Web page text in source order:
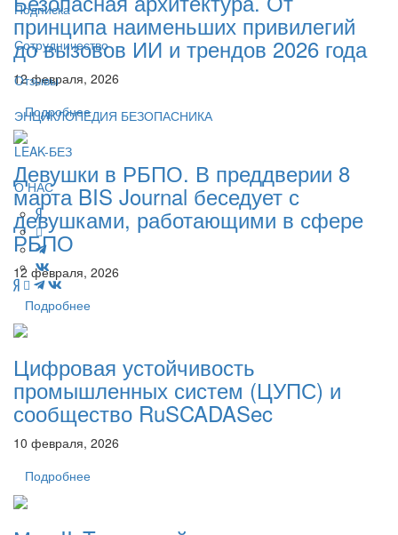
Подписка
Сотрудничество
Отзывы
ЭНЦИКЛОПЕДИЯ БЕЗОПАСНИКА
LEAK-БЕЗ
О НАС
принципа наименьших привилегий
до вызовов ИИ и трендов 2026 года
12 февраля, 2026
Подробнее
Девушки в РБПО. В преддверии 8
марта BIS Journal беседует с
девушками, работающими в сфере
РБПО
12 февраля, 2026
Подробнее
Цифровая устойчивость
промышленных систем (ЦУПС) и
сообщество RuSCADASec
10 февраля, 2026
Подробнее